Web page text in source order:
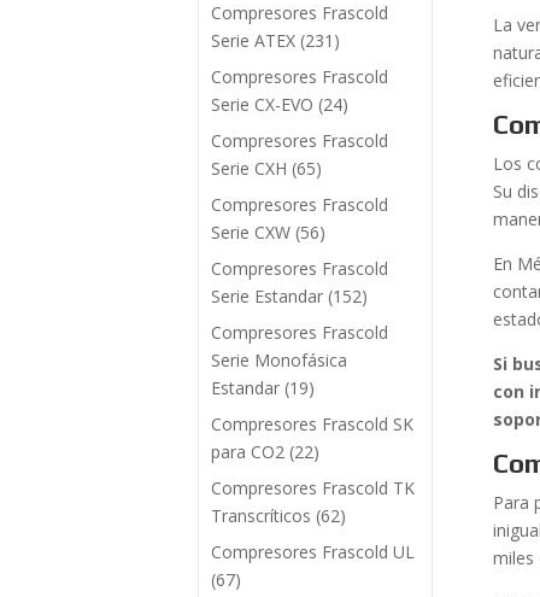
La
Los
Su
En
Si
con
Para
miles
Compresores Frascold
Serie ATEX (231)
Compresores Frascold
Serie CX-EVO (24)
Compresores Frascold
Serie CXH (65)
Compresores Frascold
Serie CXW (56)
Compresores Frascold
Serie Estandar (152)
Compresores Frascold
Serie Monofásica
Estandar (19)
Compresores Frascold SK
para CO2 (22)
Compresores Frascold TK
Transcríticos (62)
Compresores Frascold UL
(67)